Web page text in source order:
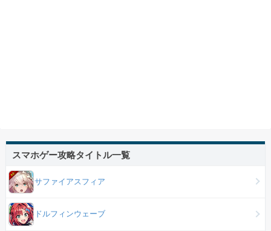
スマホゲー攻略タイトル一覧
サファイアスフィア
ドルフィンウェーブ